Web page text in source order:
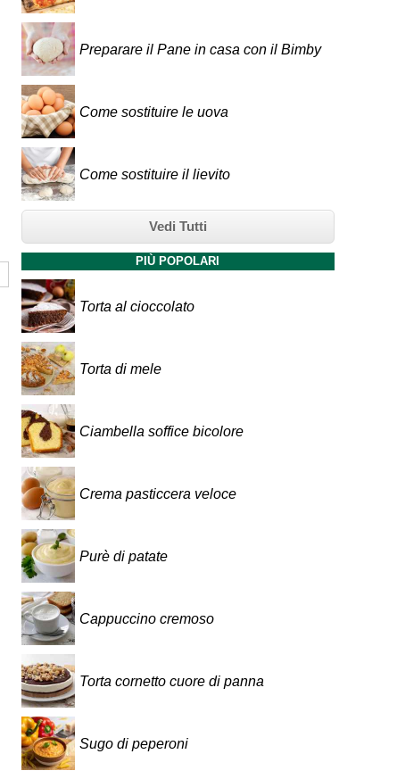
Preparare il Pane in casa con il Bimby
Come sostituire le uova
Come sostituire il lievito
Vedi Tutti
PIÙ POPOLARI
Torta al cioccolato
Torta di mele
Ciambella soffice bicolore
Crema pasticcera veloce
Purè di patate
Cappuccino cremoso
Torta cornetto cuore di panna
Sugo di peperoni